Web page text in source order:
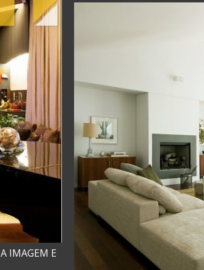
IMAGEM E